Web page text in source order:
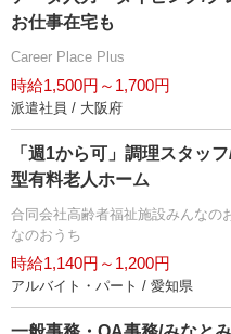
お仕事在宅も
Career Place Plus
時給1,500円～1,700円
派遣社員 / 大阪府
「週1から可」調理スタッ
型有料老人ホーム
合同会社高齢者福祉施設みんなの
なのおうち
時給1,140円～1,200円
アルバイト・パート / 愛知県